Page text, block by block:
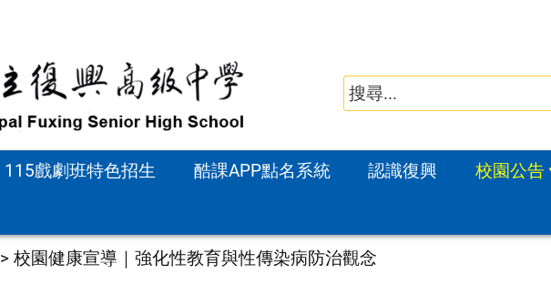
115戲劇班特色招生 酷課APP點名系統 認識復興 校園公告
>校園健康宣導｜強化性教育與性傳染病防治觀念